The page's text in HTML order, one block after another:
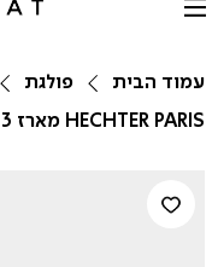
עמוד הבית פולגת
HECHTER PARIS מארז 3 זוגות גרבי קרסוליות